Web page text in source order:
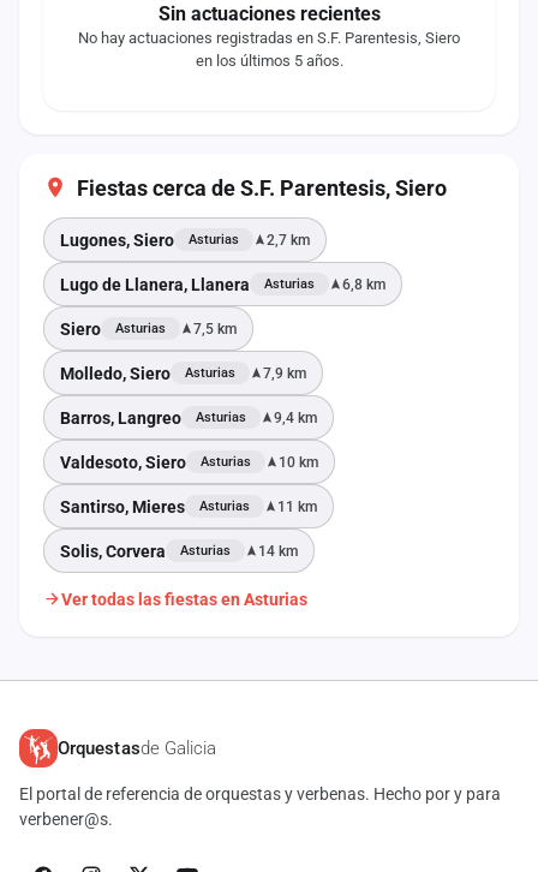
Sin actuaciones recientes
No hay actuaciones registradas en S.F. Parentesis, Siero
en los últimos 5 años.
Fiestas cerca de S.F. Parentesis, Siero
Lugones, Siero Asturias 2,7 km
Lugo de Llanera, Llanera Asturias 6,8 km
Siero Asturias 7,5 km
Molledo, Siero Asturias 7,9 km
Barros, Langreo Asturias 9,4 km
Valdesoto, Siero Asturias 10 km
Santirso, Mieres Asturias 11 km
Solis, Corvera Asturias 14 km
Ver todas las fiestas en Asturias
Orquestasde Galicia
El portal de referencia de orquestas y verbenas. Hecho por y para
verbener@s.